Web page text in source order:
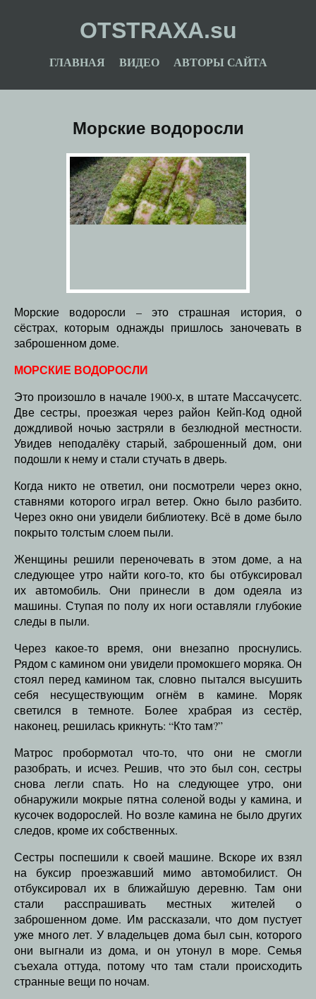
OTSTRAXA.su
ГЛАВНАЯ ВИДЕО АВТОРЫ САЙТА
Морские водоросли
Морские водоросли – это страшная история, о
сёстрах, которым однажды пришлось заночевать в
заброшенном доме.
МОРСКИЕ ВОДОРОСЛИ
Это произошло в начале 1900-х, в штате Массачусетс.
Две сестры, проезжая через район Кейп-Код одной
дождливой ночью застряли в безлюдной местности.
Увидев неподалёку старый, заброшенный дом, они
подошли к нему и стали стучать в дверь.
Когда никто не ответил, они посмотрели через окно,
ставнями которого играл ветер. Окно было разбито.
Через окно они увидели библиотеку. Всё в доме было
покрыто толстым слоем пыли.
Женщины решили переночевать в этом доме, а на
следующее утро найти кого-то, кто бы отбуксировал
их автомобиль. Они принесли в дом одеяла из
машины. Ступая по полу их ноги оставляли глубокие
следы в пыли.
Через какое-то время, они внезапно проснулись.
Рядом с камином они увидели промокшего моряка. Он
стоял перед камином так, словно пытался высушить
себя несуществующим огнём в камине. Моряк
светился в темноте. Более храбрая из сестёр,
наконец, решилась крикнуть: “Кто там?”
Матрос пробормотал что-то, что они не смогли
разобрать, и исчез. Решив, что это был сон, сестры
снова легли спать. Но на следующее утро, они
обнаружили мокрые пятна соленой воды у камина, и
кусочек водорослей. Но возле камина не было других
следов, кроме их собственных.
Сестры поспешили к своей машине. Вскоре их взял
на буксир проезжавший мимо автомобилист. Он
отбуксировал их в ближайшую деревню. Там они
стали расспрашивать местных жителей о
заброшенном доме. Им рассказали, что дом пустует
уже много лет. У владельцев дома был сын, которого
они выгнали из дома, и он утонул в море. Семья
съехала оттуда, потому что там стали происходить
странные вещи по ночам.